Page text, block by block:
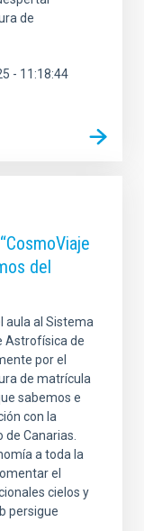
de
- 11:18:44
del
aula al Sistema
Astrofísica de
por el
de matrícula
sabemos e
con la
de Canarias.
a toda la
el
cielos y
persigue